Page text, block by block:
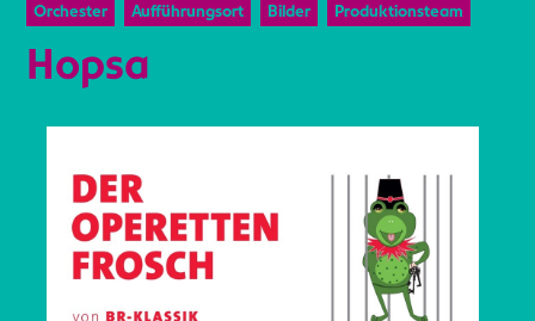
Orchester
Aufführungsort Bilder Produktionsteam
Hopsa